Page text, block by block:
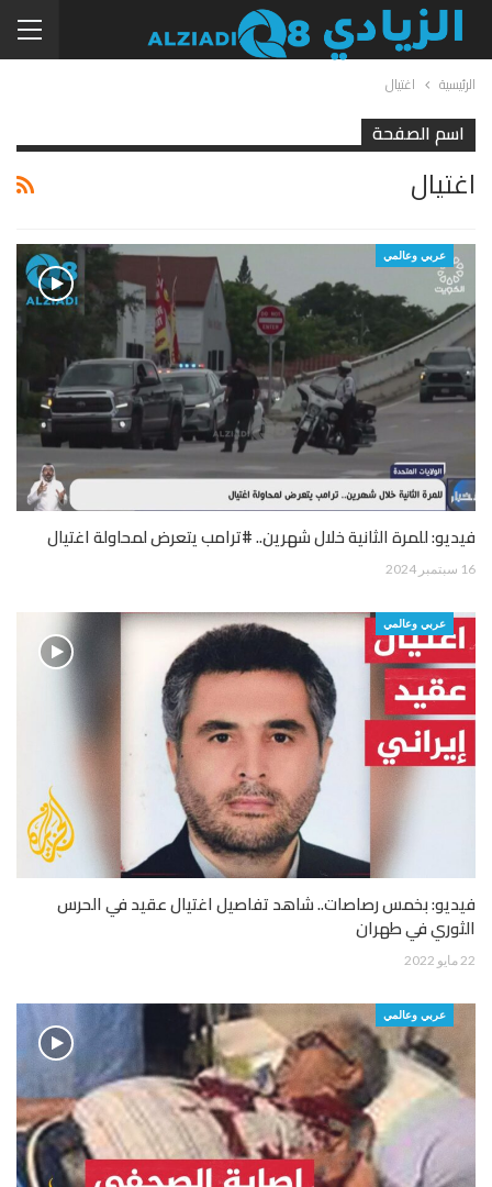
الرئيسية اغتيال
اسم الصفحة
اغتيال
عربي وعالمي
فيديو: للمرة الثانية خلال شهرين.. #ترامب يتعرض لمحاولة اغتيال
16 سبتمبر 2024
عربي وعالمي
فيديو: بخمس رصاصات.. شاهد تفاصيل اغتيال عقيد في الحرس
الثوري في طهران
22 مايو 2022
عربي وعالمي